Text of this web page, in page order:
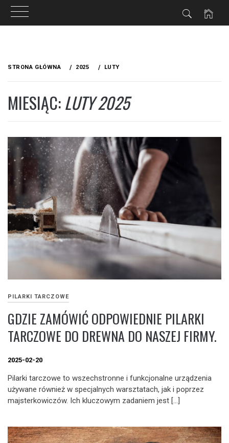
STRONA GŁÓWNA 2025 LUTY
MIESIĄC:LUTY 2025
PILARKI TARCZOWE
GDZIE ZAMÓWIĆ ODPOWIEDNIE PILARKI
TARCZOWE DO DREWNA DO NASZEJ FIRMY.
2025-02-20
Pilarki tarczowe to wszechstronne i funkcjonalne urządzenia
używane również w specjalnych warsztatach, jak i poprzez
majsterkowiczów. Ich kluczowym zadaniem jest […]